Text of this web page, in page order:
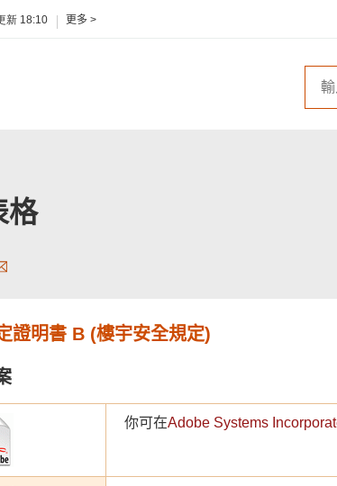
新 18:10 更多 >
格
證明書 B (樓宇安全規定)
你可在Adobe Systems